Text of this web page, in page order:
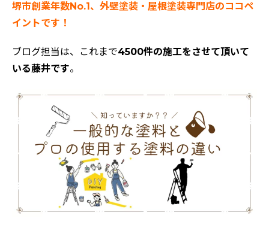
堺市創業年数No.1、外壁塗装・屋根塗装専門店のココペ
イントです！
ブログ担当は、これまで4500件の施工をさせて頂いて
いる藤井です。